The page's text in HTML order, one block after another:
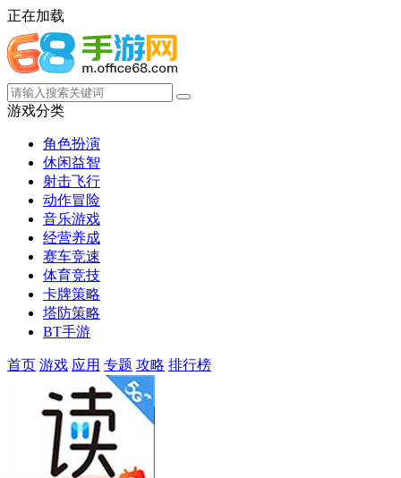
正在加载
游戏分类
角色扮演
休闲益智
射击飞行
动作冒险
音乐游戏
经营养成
赛车竞速
体育竞技
卡牌策略
塔防策略
BT手游
首页 游戏 应用 专题 攻略 排行榜